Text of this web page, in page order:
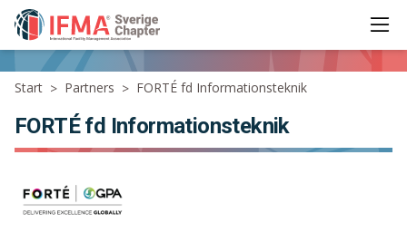
IFMA - International Facility Management Association
Start > Partners > FORTÉ fd Informationsteknik
FORTÉ fd Informationsteknik